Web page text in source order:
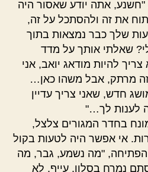
"חשנע, אתה יודע שאסור היה
את זה ולהסתכל על זה,
שלך כבר נמצאות בתוך
שאלתי אותך על מדד
להיות מודאג יואב, אני
זה מרתק, אבל משהו כאן…
חדש, שאני צריך עדיין
לענות לך…"
בחדר המגורים צלצל,
אי אפשר היה לטעות בקול
הפתיחה, "מה נשמע, גבר, מה
נמרח בסלון, עייף, לא